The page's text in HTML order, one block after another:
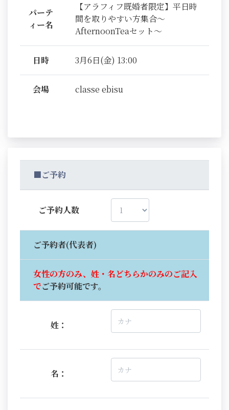
パーテ
ィー名
【アラフィフ既婚者限定】平日時
間を取りやすい方集合～
AfternoonTeaセット～
日時 3月6日(金) 13:00
会場 classe ebisu
■ご予約
ご予約人数
ご予約者(代表者)
女性の方のみ、姓・名どちらかのみのご記入
でご予約可能です。
姓：
名：